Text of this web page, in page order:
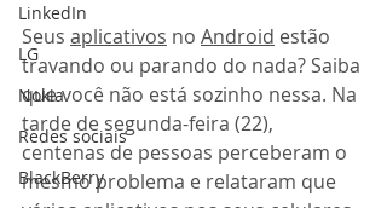
LinkedIn
LG
Nokia
Redes sociais
BlackBerry
Seus aplicativos no Android estão
travando ou parando do nada? Saiba
que você não está sozinho nessa. Na
tarde de segunda-feira (22),
centenas de pessoas perceberam o
mesmo problema e relataram que